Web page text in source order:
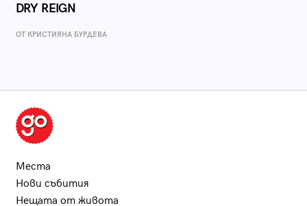
DRY REIGN
ОТ КРИСТИЯНА БУРДЕВА
Места
Нови събития
Нещата от живота